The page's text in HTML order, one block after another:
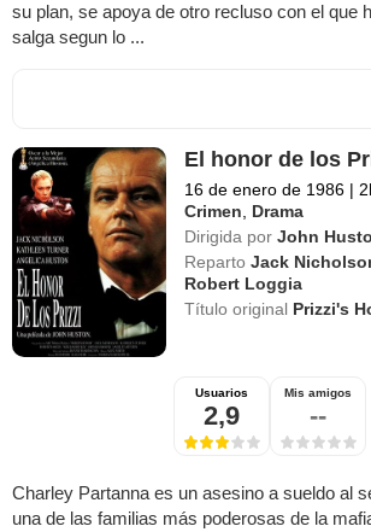
su plan, se apoya de otro recluso con el que
salga segun lo ...
El honor de los
16 de enero de 1986 |
Crimen, Drama
Dirigida por John
Reparto Jack
Robert Loggia
Título original Prizzi's
Usuarios
2,9
Mis amigos
--
Charley Partanna es un asesino a sueldo al
una de las familias más poderosas de la